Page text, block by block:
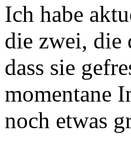
Ich habe
die zwei, die
dass sie
momentane
noch etwas